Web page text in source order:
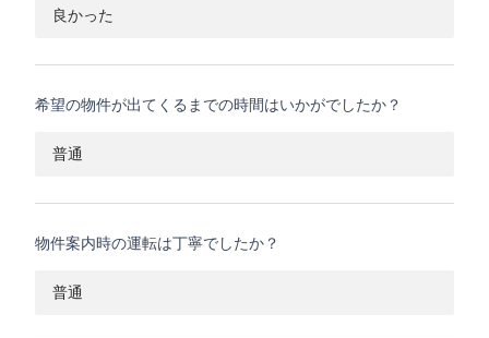
良かった
希望の物件が出てくるまでの時間はいかがでしたか？
普通
物件案内時の運転は丁寧でしたか？
普通